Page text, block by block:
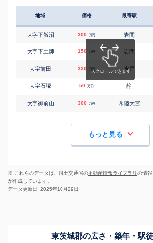
地域 価格 最寄駅
大字下飯沼 300 万円 岩間
大字下土師 150 万円 岩間
大字前田 330 万円 水戸
大字石塚 50 万円 静
大字御前山 300 万円 常陸大宮
もっと見る
※ これらのデータは、国土交通省の不動産情報ライブラリの情報
が作成しています。
データ更新日: 2025年10月29日
東茨城郡の広さ・築年・駅